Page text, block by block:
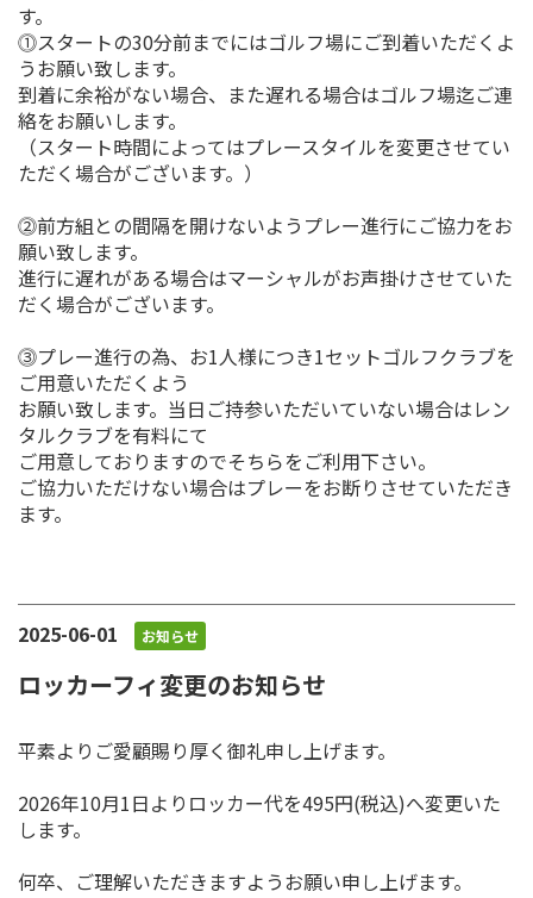
す。
⓵スタートの30分前までにはゴルフ場にご到着いただくよ
うお願い致します。
到着に余裕がない場合、また遅れる場合はゴルフ場迄ご連
絡をお願いします。
（スタート時間によってはプレースタイルを変更させてい
ただく場合がございます。）
⓶前方組との間隔を開けないようプレー進行にご協力をお
願い致します。
進行に遅れがある場合はマーシャルがお声掛けさせていた
だく場合がございます。
⓷プレー進行の為、お1人様につき1セットゴルフクラブを
ご用意いただくよう
お願い致します。当日ご持参いただいていない場合はレン
タルクラブを有料にて
ご用意しておりますのでそちらをご利用下さい。
ご協力いただけない場合はプレーをお断りさせていただき
ます。
2025-06-01 お知らせ
ロッカーフィ変更のお知らせ
平素よりご愛顧賜り厚く御礼申し上げます。
2026年10月1日よりロッカー代を495円(税込)へ変更いた
します。
何卒、ご理解いただきますようお願い申し上げます。